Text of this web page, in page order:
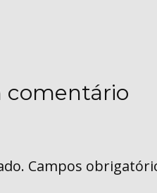
comentário
Campos